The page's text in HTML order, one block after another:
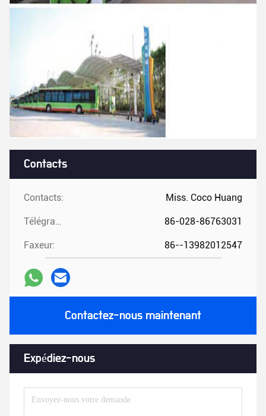
Contacts
Contacts: Miss. Coco Huang
Télégramme: 86-028-86763031
Faxeur: 86--13982012547
Contactez-nous maintenant
Expédiez-nous